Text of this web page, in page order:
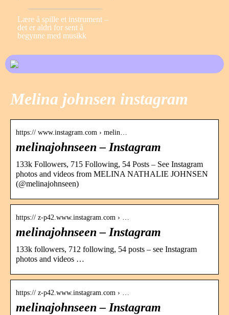
Lære å spille et instrument –
det er aldri for sent å
begynne med musikk
Melina johnsen instagram
https:// www.instagram.com › melin…
melinajohnseen – Instagram
133k Followers, 715 Following, 54 Posts – See Instagram
photos and videos from MELINA NATHALIE JOHNSEN
(@melinajohnseen)
https:// z-p42.www.instagram.com › …
melinajohnseen – Instagram
133k followers, 712 following, 54 posts – see Instagram
photos and videos …
https:// z-p42.www.instagram.com › …
melinajohnseen – Instagram